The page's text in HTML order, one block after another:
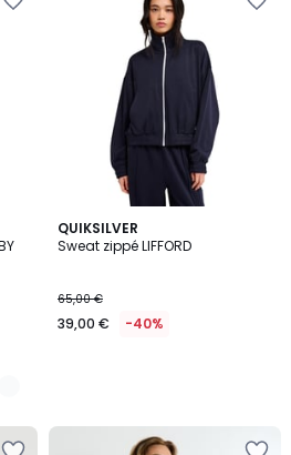
QUIKSILVER
Sweat zippé LIFFORD
65,00 €
39,00 € -40%